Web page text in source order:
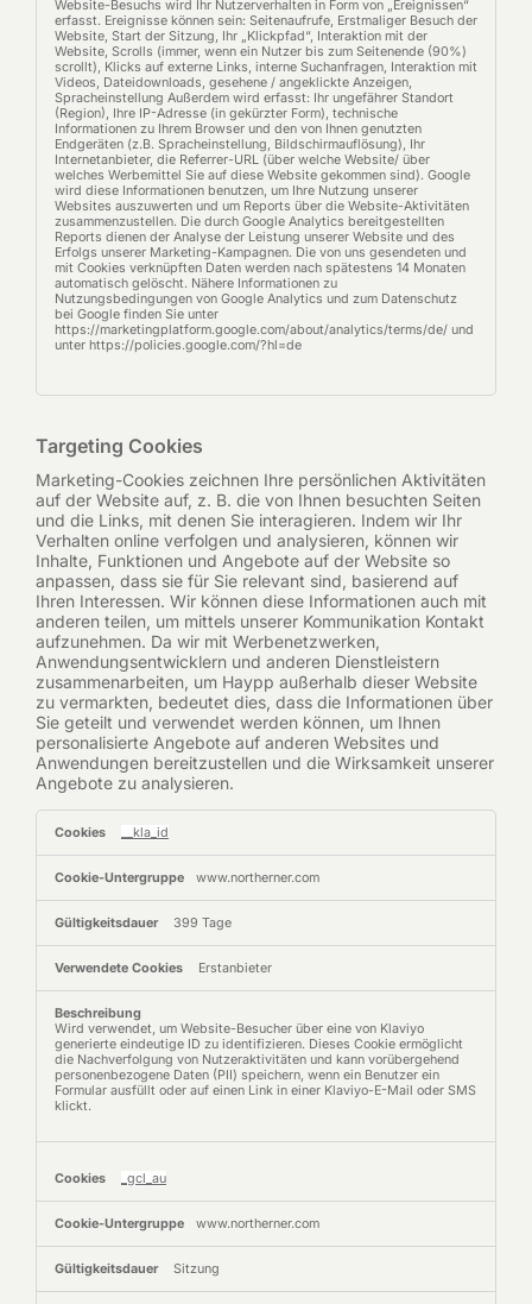
Website-Besuchs wird Ihr Nutzerverhalten in Form von „Ereignissen“
erfasst. Ereignisse können sein: Seitenaufrufe, Erstmaliger Besuch der
Website, Start der Sitzung, Ihr „Klickpfad“, Interaktion mit der
Website, Scrolls (immer, wenn ein Nutzer bis zum Seitenende (90%)
scrollt), Klicks auf externe Links, interne Suchanfragen, Interaktion mit
Videos, Dateidownloads, gesehene / angeklickte Anzeigen,
Spracheinstellung Außerdem wird erfasst: Ihr ungefährer Standort
(Region), Ihre IP-Adresse (in gekürzter Form), technische
Informationen zu Ihrem Browser und den von Ihnen genutzten
Endgeräten (z.B. Spracheinstellung, Bildschirmauflösung), Ihr
Internetanbieter, die Referrer-URL (über welche Website/ über
welches Werbemittel Sie auf diese Website gekommen sind). Google
wird diese Informationen benutzen, um Ihre Nutzung unserer
Websites auszuwerten und um Reports über die Website-Aktivitäten
zusammenzustellen. Die durch Google Analytics bereitgestellten
Reports dienen der Analyse der Leistung unserer Website und des
Erfolgs unserer Marketing-Kampagnen. Die von uns gesendeten und
mit Cookies verknüpften Daten werden nach spätestens 14 Monaten
automatisch gelöscht. Nähere Informationen zu
Nutzungsbedingungen von Google Analytics und zum Datenschutz
bei Google finden Sie unter
https://marketingplatform.google.com/about/analytics/terms/de/ und
unter https://policies.google.com/?hl=de
Targeting Cookies
Marketing-Cookies zeichnen Ihre persönlichen Aktivitäten
auf der Website auf, z. B. die von Ihnen besuchten Seiten
und die Links, mit denen Sie interagieren. Indem wir Ihr
Verhalten online verfolgen und analysieren, können wir
Inhalte, Funktionen und Angebote auf der Website so
anpassen, dass sie für Sie relevant sind, basierend auf
Ihren Interessen. Wir können diese Informationen auch mit
anderen teilen, um mittels unserer Kommunikation Kontakt
aufzunehmen. Da wir mit Werbenetzwerken,
Anwendungsentwicklern und anderen Dienstleistern
zusammenarbeiten, um Haypp außerhalb dieser Website
zu vermarkten, bedeutet dies, dass die Informationen über
Sie geteilt und verwendet werden können, um Ihnen
personalisierte Angebote auf anderen Websites und
Anwendungen bereitzustellen und die Wirksamkeit unserer
Angebote zu analysieren.
Targeting
Cookies
__kla_id
www.northerner.com
399 Tage
Erstanbieter
Wird verwendet, um Website-Besucher über eine von Klaviyo
generierte eindeutige ID zu identifizieren. Dieses Cookie ermöglicht
die Nachverfolgung von Nutzeraktivitäten und kann vorübergehend
personenbezogene Daten (PII) speichern, wenn ein Benutzer ein
Formular ausfüllt oder auf einen Link in einer Klaviyo-E-Mail oder SMS
klickt.
_gcl_au
www.northerner.com
Sitzung